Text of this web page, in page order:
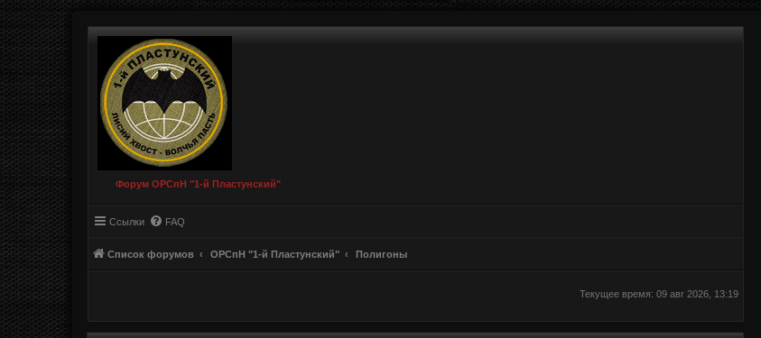
Форум ОРСпН "1-й Пластунский"
Ссылки FAQ
Список форумов ОРСпН "1-й Пластунский" Полигоны
Текущее время: 09 авг 2026, 13:19